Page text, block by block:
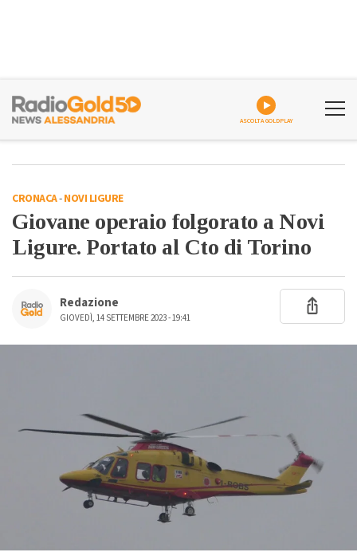
ASCOLTA GOLDPLAY
CRONACA-NOVI LIGURE
Giovane operaio folgorato a Novi
Ligure. Portato al Cto di Torino
Redazione
GIOVEDÌ, 14 SETTEMBRE 2023 - 19:41